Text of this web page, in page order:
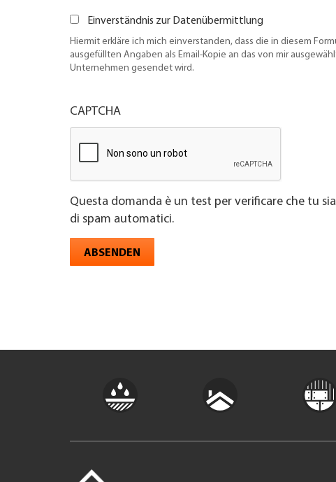
Einverständnis zur Datenübermittlung
Hiermit erkläre ich mich einverstanden, dass die in diesem
ausgefüllten Angaben als Email-Kopie an das von mir
Unternehmen gesendet wird.
CAPTCHA
Questa domanda è un test per verificare che tu
di spam automatici.
ABSENDEN